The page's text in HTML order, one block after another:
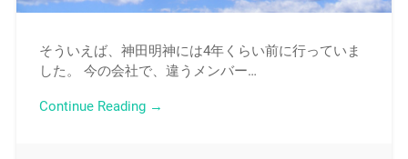
そういえば、神田明神には4年くらい前に行っていま
した。 今の会社で、違うメンバー…
Continue Reading →